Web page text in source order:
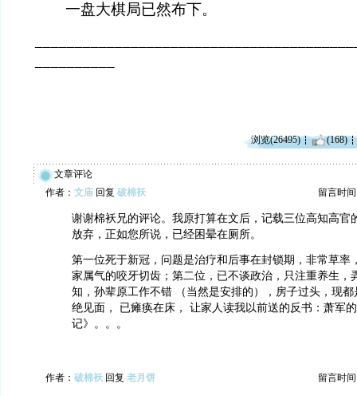
一盘大棋局已然布下。
浏览(26495) (168)
文章评论
作者： 文庙 回复 破棉袄 留言时间
谢谢棉袄兄的评论。我原打算在文后，记载三位高知高官
放弃，正如您所说，已经困晕在厕所。
第一位死于新冠，问题是治疗和后事在封锁期，非常草率
家属气的咬牙切齿；第二位，已不谈政治，只注重养生，
知，孙辈原工作不错 （当然是安排的），房子过头，现
绝见面， 已瘫痪在床， 让家人读我以前送的反书：萧军
记》。。。
作者： 破棉袄 回复 老月饼 留言时间